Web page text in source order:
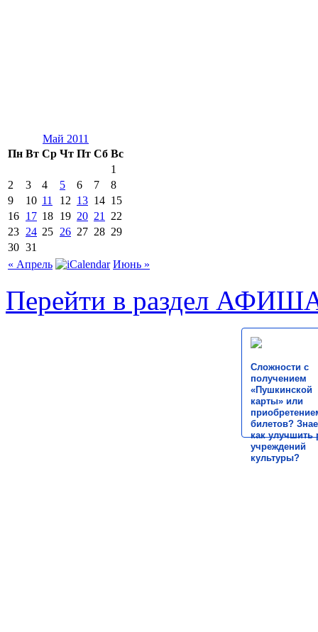
Май 2011
Пн Вт Ср Чт Пт Сб Вс
1
2
3 4 5 6 7
8
9
10 11 12 13 14 15
16 17 18 19 20 21 22
23 24 25 26 27 28 29
30 31
« Апрель
Июнь »
Перейти в раздел
Сложности с
получением
«Пушкинской
карты» или
билетов?
как улучшить
учреждений
культуры?